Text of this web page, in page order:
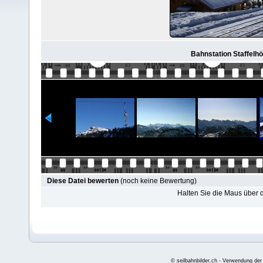
Bahnstation
Diese Datei bewerten (noch keine Bewertung)
Halten Sie die Maus über
© seilbahnbilder.ch - Verwendung